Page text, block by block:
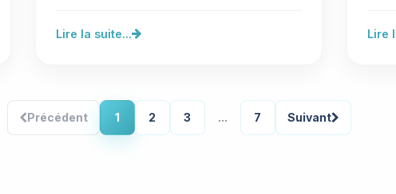
Lire la suite... Lire
Précédent 1 2 3 ... 7 Suivant